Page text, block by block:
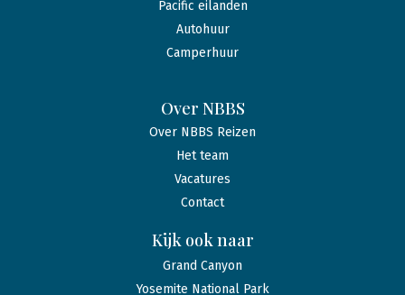
Pacific eilanden
Autohuur
Camperhuur
Over NBBS
Over NBBS Reizen
Het team
Vacatures
Contact
Kijk ook naar
Grand Canyon
Yosemite National Park